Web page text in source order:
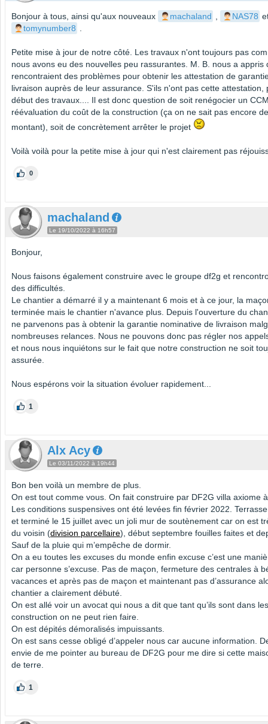
Bonjour à tous, ainsi qu'aux nouveaux machaland , NAS78
tomynumber8 .
Petite mise à jour de notre côté. Les travaux n'ont toujours pas
nous avons eu des nouvelles peu rassurantes. M. B. nous a appris
rencontraient des problèmes pour obtenir les attestation de
livraison auprès de leur assurance. S'ils n'ont pas cette attestation,
début des travaux.... Il est donc question de soit renégocier un
réévaluation du coût de la construction (ça on ne sait pas encore
montant), soit de concrètement arrêter le projet
Voilà voilà pour la petite mise à jour qui n'est clairement pas
0
machaland
Le 19/10/2022 à 16h57
Bonjour,
Nous faisons également construire avec le groupe df2g et
des difficultés.
Le chantier a démarré il y a maintenant 6 mois et à ce jour, la
terminée mais le chantier n'avance plus. Depuis l'ouverture du
ne parvenons pas à obtenir la garantie nominative de livraison
nombreuses relances. Nous ne pouvons donc pas régler nos
et nous nous inquiétons sur le fait que notre construction ne soit
assurée.
Nous espérons voir la situation évoluer rapidement...
1
Alx Acy
Le 03/11/2022 à 19h44
Bon ben voilà un membre de plus.
On est tout comme vous. On fait construire par DF2G villa axiome
Les conditions suspensives ont été levées fin février 2022.
et terminé le 15 juillet avec un joli mur de soutènement car on est
du voisin (division parcellaire), début septembre fouilles faites et
Sauf de la pluie qui m’empêche de dormir.
On a eu toutes les excuses du monde enfin excuse c’est une
car personne s’excuse. Pas de maçon, fermeture des centrales à
vacances et après pas de maçon et maintenant pas d’assurance
chantier a clairement débuté.
On est allé voir un avocat qui nous a dit que tant qu’ils sont dans
construction on ne peut rien faire.
On est dépités démoralisés impuissants.
On est sans cesse obligé d’appeler nous car aucune information.
envie de me pointer au bureau de DF2G pour me dire si cette
de terre.
1